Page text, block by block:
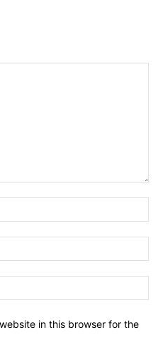
in this browser for the